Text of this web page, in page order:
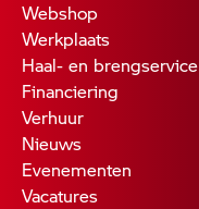
Webshop
Werkplaats
Haal- en brengservice
Financiering
Verhuur
Nieuws
Evenementen
Vacatures